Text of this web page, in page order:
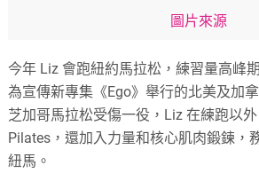
圖片來源
今年 Liz 會跑紐約馬拉松，練習量高峰
為宣傳新專集《Ego》舉行的北美及加
芝加哥馬拉松受傷一役，Liz 在練跑以
Pilates，還加入力量和核心肌肉鍛鍊，
紐馬。